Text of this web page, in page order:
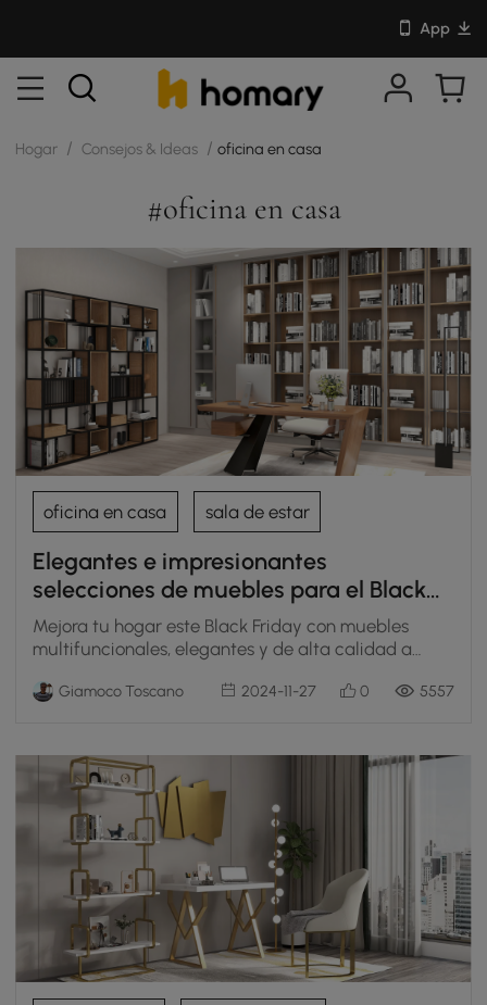
App
Hogar / Consejos & Ideas / oficina en casa
#oficina en casa
oficina en casa sala de estar
Elegantes e impresionantes
selecciones de muebles para el Black
Friday
Mejora tu hogar este Black Friday con muebles
multifuncionales, elegantes y de alta calidad a
Giamoco Toscano 2024-11-27 0 5557